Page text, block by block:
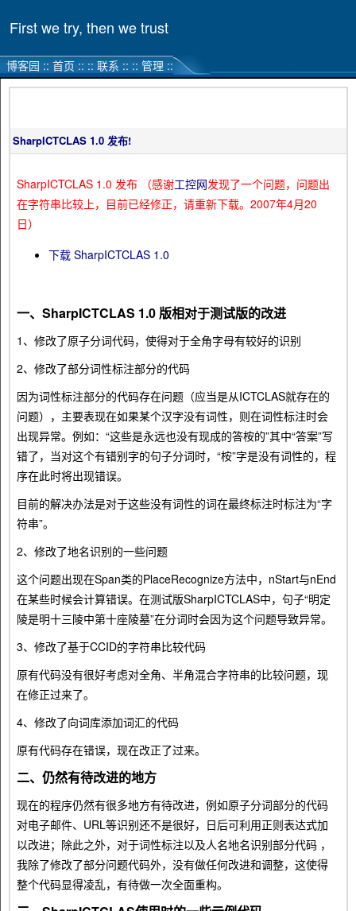
First we try, then we trust
博客园 :: 首页 :: :: 联系 :: :: 管理 ::
SharpICTCLAS 1.0 发布!
SharpICTCLAS 1.0 发布 （感谢工控网发现了一个问题，问题出
在字符串比较上，目前已经修正，请重新下载。2007年4月20
日）
下载 SharpICTCLAS 1.0
一、SharpICTCLAS 1.0 版相对于测试版的改进
1、修改了原子分词代码，使得对于全角字母有较好的识别
2、修改了部分词性标注部分的代码
因为词性标注部分的代码存在问题（应当是从ICTCLAS就存在的
问题），主要表现在如果某个汉字没有词性，则在词性标注时会
出现异常。例如：“这些是永远也没有现成的答桉的”其中“答案”写
错了，当对这个有错别字的句子分词时，“桉”字是没有词性的，程
序在此时将出现错误。
目前的解决办法是对于这些没有词性的词在最终标注时标注为“字
符串”。
2、修改了地名识别的一些问题
这个问题出现在Span类的PlaceRecognize方法中，nStart与nEnd
在某些时候会计算错误。在测试版SharpICTCLAS中，句子“明定
陵是明十三陵中第十座陵墓”在分词时会因为这个问题导致异常。
3、修改了基于CCID的字符串比较代码
原有代码没有很好考虑对全角、半角混合字符串的比较问题，现
在修正过来了。
4、修改了向词库添加词汇的代码
原有代码存在错误，现在改正了过来。
二、仍然有待改进的地方
现在的程序仍然有很多地方有待改进，例如原子分词部分的代码
对电子邮件、URL等识别还不是很好，日后可利用正则表达式加
以改进；除此之外，对于词性标注以及人名地名识别部分代码 ，
我除了修改了部分问题代码外，没有做任何改进和调整，这使得
整个代码显得凌乱，有待做一次全面重构。